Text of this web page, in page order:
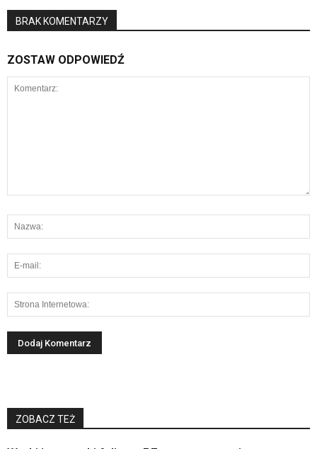
BRAK KOMENTARZY
ZOSTAW ODPOWIEDŹ
ZOBACZ TEŻ